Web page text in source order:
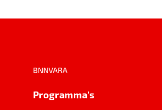
BNNVARA
Programma's